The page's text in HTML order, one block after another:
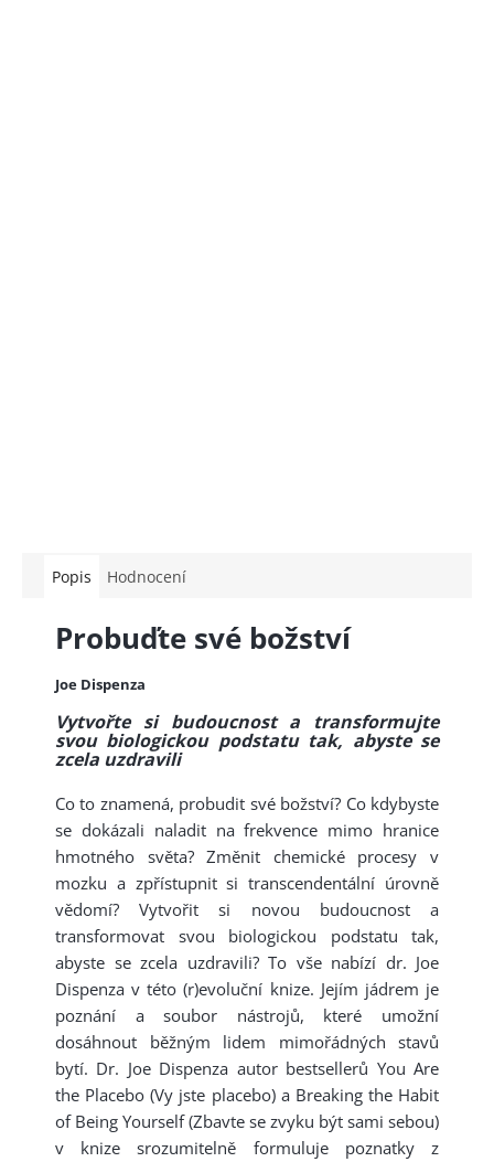
Popis Hodnocení
Probuďte své božství
Joe Dispenza
Vytvořte si budoucnost a transformujte
svou biologickou podstatu tak, abyste se
zcela uzdravili
Co to znamená, probudit své božství? Co kdybyste
se dokázali naladit na frekvence mimo hranice
hmotného světa? Změnit chemické procesy v
mozku a zpřístupnit si transcendentální úrovně
vědomí? Vytvořit si novou budoucnost a
transformovat svou biologickou podstatu tak,
abyste se zcela uzdravili? To vše nabízí dr. Joe
Dispenza v této (r)evoluční knize. Jejím jádrem je
poznání a soubor nástrojů, které umožní
dosáhnout běžným lidem mimořádných stavů
bytí. Dr. Joe Dispenza autor bestsellerů You Are
the Placebo (Vy jste placebo) a Breaking the Habit
of Being Yourself (Zbavte se zvyku být sami sebou)
v knize srozumitelně formuluje poznatky z